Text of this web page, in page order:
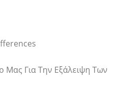
Μας Για Την Εξάλειψη Των